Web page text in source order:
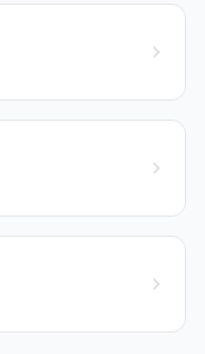
trên Wiki!